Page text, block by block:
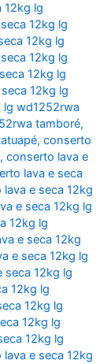
12kg lg
12kg lg
12kg lg
12kg lg
12kg lg
12kg lg
lg wd1252rwa
tamboré,
,conserto
,conserto lava e
lava e seca
e seca 12kg
e seca 12kg lg
12kg lg
e seca 12kg
e seca 12kg lg
seca 12kg lg
12kg lg
12kg lg
12kg lg
12kg lg
e seca 12kg